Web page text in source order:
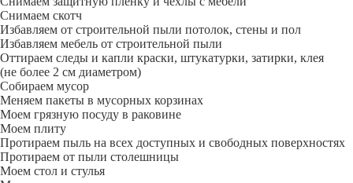
Снимаем скотч
Избавляем от строительной пыли потолок, стены и пол
Избавляем мебель от строительной пыли
Оттираем следы и капли краски, штукатурки, затирки, клея
(не более 2 см диаметром)
Собираем мусор
Меняем пакеты в мусорных корзинах
Моем грязную посуду в раковине
Моем плиту
Протираем пыль на всех доступных и свободных поверхностях
Протираем от пыли столешницы
Моем стол и стулья